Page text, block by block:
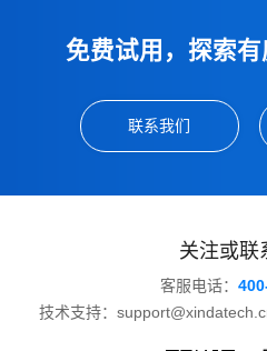
免费试用，探索
联系我们
关注或联
客服电话：
技术支持：